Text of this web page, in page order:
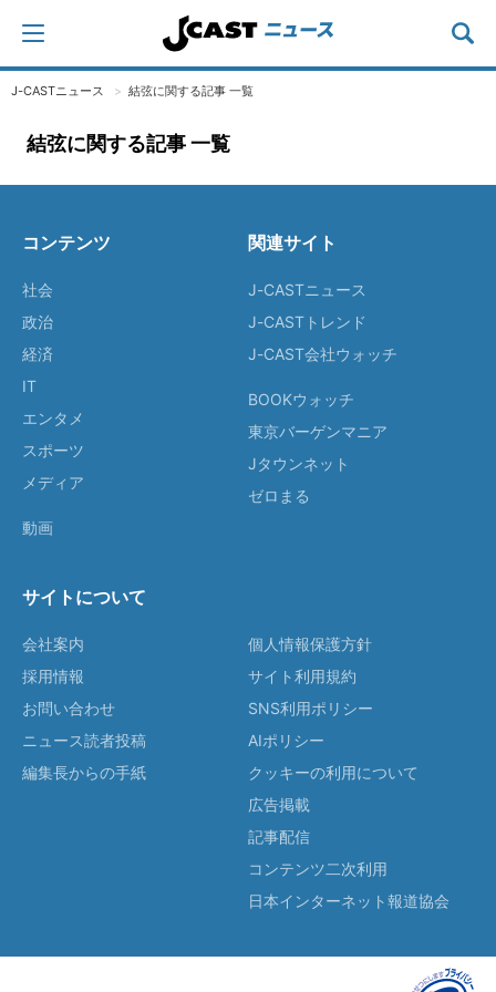
J-CASTニュース 結弦に関する記事 一覧
結弦に関する記事 一覧
コンテンツ
社会
政治
経済
IT
エンタメ
スポーツ
メディア
動画
関連サイト
J-CASTニュース
J-CASTトレンド
J-CAST会社ウォッチ
BOOKウォッチ
東京バーゲンマニア
Jタウンネット
ゼロまる
サイトについて
会社案内
採用情報
お問い合わせ
ニュース読者投稿
編集長からの手紙
個人情報保護方針
サイト利用規約
SNS利用ポリシー
AIポリシー
クッキーの利用について
広告掲載
記事配信
コンテンツ二次利用
日本インターネット報道協会